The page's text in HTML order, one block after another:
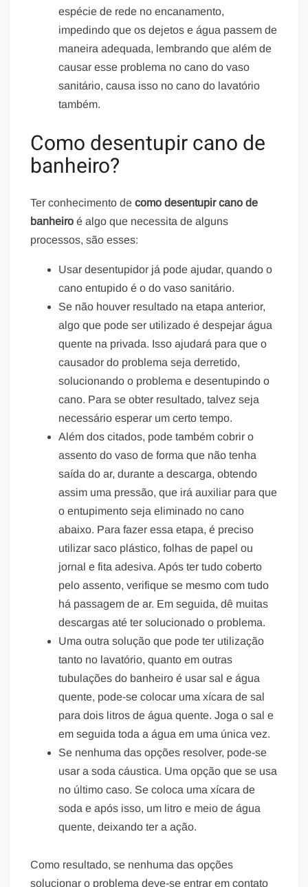
espécie de rede no encanamento,
impedindo que os dejetos e água passem de
maneira adequada, lembrando que além de
causar esse problema no cano do vaso
sanitário, causa isso no cano do lavatório
também.
Como desentupir cano de
banheiro?
Ter conhecimento de como desentupir cano de
banheiro é algo que necessita de alguns
processos, são esses:
Usar desentupidor já pode ajudar, quando o
cano entupido é o do vaso sanitário.
Se não houver resultado na etapa anterior,
algo que pode ser utilizado é despejar água
quente na privada. Isso ajudará para que o
causador do problema seja derretido,
solucionando o problema e desentupindo o
cano. Para se obter resultado, talvez seja
necessário esperar um certo tempo.
Além dos citados, pode também cobrir o
assento do vaso de forma que não tenha
saída do ar, durante a descarga, obtendo
assim uma pressão, que irá auxiliar para que
o entupimento seja eliminado no cano
abaixo. Para fazer essa etapa, é preciso
utilizar saco plástico, folhas de papel ou
jornal e fita adesiva. Após ter tudo coberto
pelo assento, verifique se mesmo com tudo
há passagem de ar. Em seguida, dê muitas
descargas até ter solucionado o problema.
Uma outra solução que pode ter utilização
tanto no lavatório, quanto em outras
tubulações do banheiro é usar sal e água
quente, pode-se colocar uma xícara de sal
para dois litros de água quente. Joga o sal e
em seguida toda a água em uma única vez.
Se nenhuma das opções resolver, pode-se
usar a soda cáustica. Uma opção que se usa
no último caso. Se coloca uma xícara de
soda e após isso, um litro e meio de água
quente, deixando ter a ação.
Como resultado, se nenhuma das opções
solucionar o problema deve-se entrar em contato